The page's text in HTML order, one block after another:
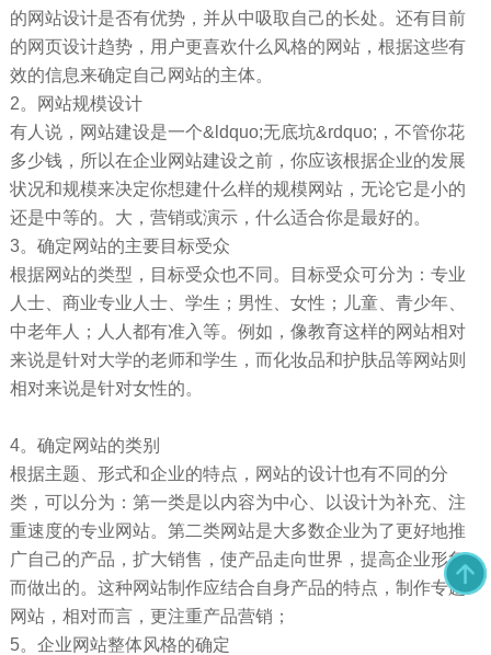
的网站设计是否有优势，并从中吸取自己的长处。还有目前
的网页设计趋势，用户更喜欢什么风格的网站，根据这些有
效的信息来确定自己网站的主体。
2。网站规模设计
有人说，网站建设是一个&ldquo;无底坑&rdquo;，不管你花
多少钱，所以在企业网站建设之前，你应该根据企业的发展
状况和规模来决定你想建什么样的规模网站，无论它是小的
还是中等的。大，营销或演示，什么适合你是最好的。
3。确定网站的主要目标受众
根据网站的类型，目标受众也不同。目标受众可分为：专业
人士、商业专业人士、学生；男性、女性；儿童、青少年、
中老年人；人人都有准入等。例如，像教育这样的网站相对
来说是针对大学的老师和学生，而化妆品和护肤品等网站则
相对来说是针对女性的。
4。确定网站的类别
根据主题、形式和企业的特点，网站的设计也有不同的分
类，可以分为：第一类是以内容为中心、以设计为补充、注
重速度的专业网站。第二类网站是大多数企业为了更好地推
广自己的产品，扩大销售，使产品走向世界，提高企业形象
而做出的。这种网站制作应结合自身产品的特点，制作专题
网站，相对而言，更注重产品营销；
5。企业网站整体风格的确定